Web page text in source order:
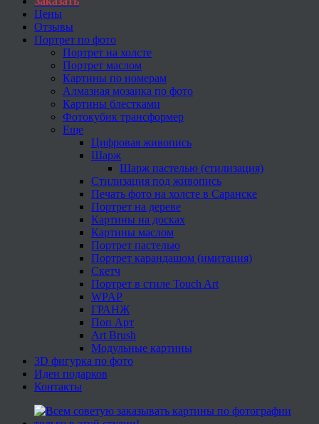
Цены
Отзывы
Портрет по фото
Портрет на холсте
Портрет маслом
Картины по номерам
Алмазная мозаика по фото
Картины блестками
Фотокубик трансформер
Еще
Цифровая живопись
Шарж
Шарж пастелью (стилизация)
Стилизация под живопись
Печать фото на холсте в Саранске
Портрет на дереве
Картины на досках
Картины маслом
Портрет пастелью
Портрет карандашом (имитация)
Скетч
Портрет в стиле Touch Art
WPAP
ГРАНЖ
Поп Арт
Art Brush
Модульные картины
3D фигурка по фото
Идеи подарков
Контакты